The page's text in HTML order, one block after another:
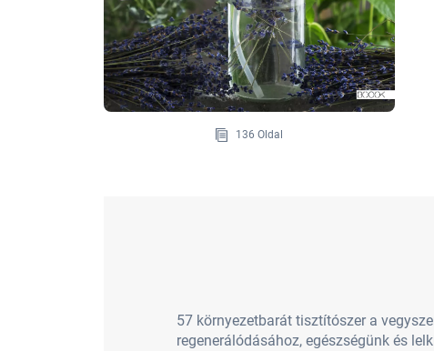
136 Oldal
57 környezetbarát tisztítószer a
regenerálódásához, egészségünk és